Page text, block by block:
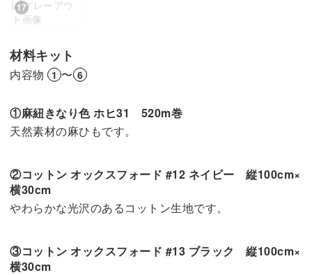
17
材料キット
内容物 1 〜 6
①麻紐きなり色 ホヒ31 520m巻
天然素材の麻ひもです。
②コットン オックスフォード #12 ネイビー 縦100cm×
横30cm
やわらかな光沢のあるコットン生地です。
③コットン オックスフォード #13 ブラック 縦100cm×
横30cm